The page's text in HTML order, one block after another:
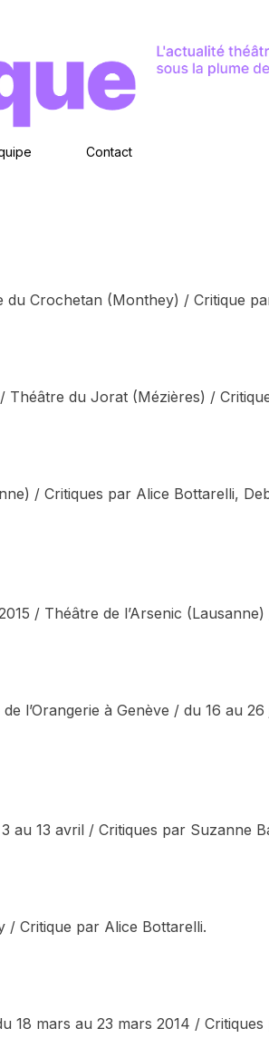
Contact
Crochetan (Monthey) / Critique
Théâtre du Jorat (Mézières) /
/ Critiques par Alice Bottarelli,
/ Théâtre de l’Arsenic
l’Orangerie à Genève / du 16 au
au 13 avril / Critiques par Suzanne
/ Critique par Alice Bottarelli.
18 mars au 23 mars 2014 /